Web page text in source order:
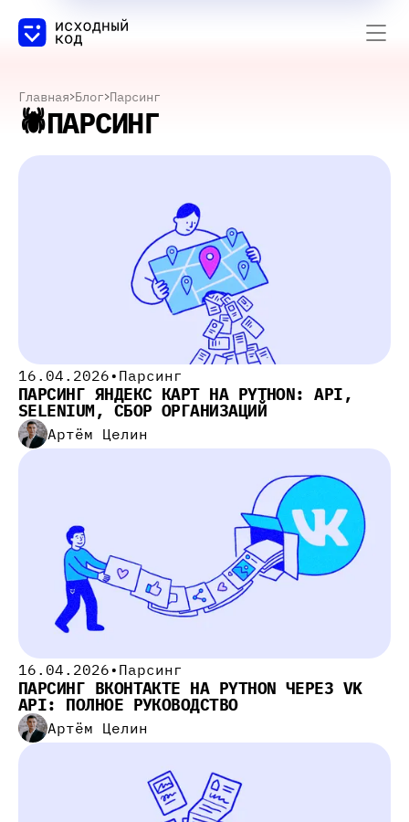
Главная Блог Парсинг
🕷️ПАРСИНГ
16.04.2026• Парсинг
ПАРСИНГ ЯНДЕКС КАРТ НА PYTHON: API,
SELENIUM, СБОР ОРГАНИЗАЦИЙ
Артём Целин
16.04.2026• Парсинг
ПАРСИНГ ВКОНТАКТЕ НА PYTHON ЧЕРЕЗ VK
API: ПОЛНОЕ РУКОВОДСТВО
Артём Целин